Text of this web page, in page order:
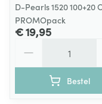
D-Pearls 1520 100+20
PROMOpack
€ 19,95
Bestel